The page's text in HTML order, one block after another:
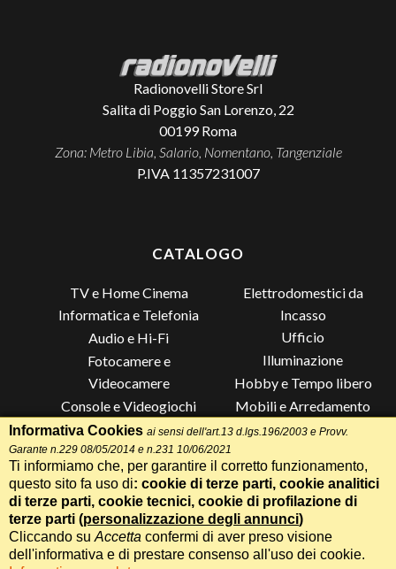
Radionovelli Store Srl
Salita di Poggio San Lorenzo, 22
00199 Roma
Zona: Metro Libia, Salario, Nomentano, Tangenziale
P.IVA 11357231007
CATALOGO
TV e Home Cinema
Informatica e Telefonia
Audio e Hi-Fi
Fotocamere e
Videocamere
Console e Videogiochi
Piccoli Elettrodomestici
Grandi Elettrodomestici e
Climatizzazione
Elettrodomestici da
Incasso
Ufficio
Illuminazione
Hobby e Tempo libero
Mobili e Arredamento
Lista di Nozze
Termini e Condizioni-Privacy Cookie
Whatsapp Chiama
Speciale 70 Anni Radionovelli T
Informativa Cookies ai sensi dell'art.13 d.lgs.196/2003 e Provv.
Garante n.229 08/05/2014 e n.231 10/06/2021
Ti informiamo che, per garantire il corretto funzionamento,
questo sito fa uso di: cookie di terze parti, cookie analitici
di terze parti, cookie tecnici, cookie di profilazione di
terze parti (personalizzazione degli annunci)
Cliccando su Accetta confermi di aver preso visione
dell'informativa e di prestare consenso all'uso dei cookie.